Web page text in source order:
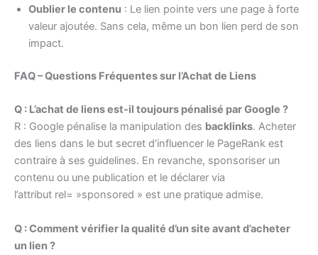
Oublier le contenu : Le lien pointe vers une page à forte
valeur ajoutée. Sans cela, même un bon lien perd de son
impact.
FAQ – Questions Fréquentes sur l’Achat de Liens
Q : L’achat de liens est-il toujours pénalisé par Google ?
R : Google pénalise la manipulation des backlinks. Acheter
des liens dans le but secret d’influencer le PageRank est
contraire à ses guidelines. En revanche, sponsoriser un
contenu ou une publication et le déclarer via
l’attribut rel= »sponsored » est une pratique admise.
Q : Comment vérifier la qualité d’un site avant d’acheter
un lien ?